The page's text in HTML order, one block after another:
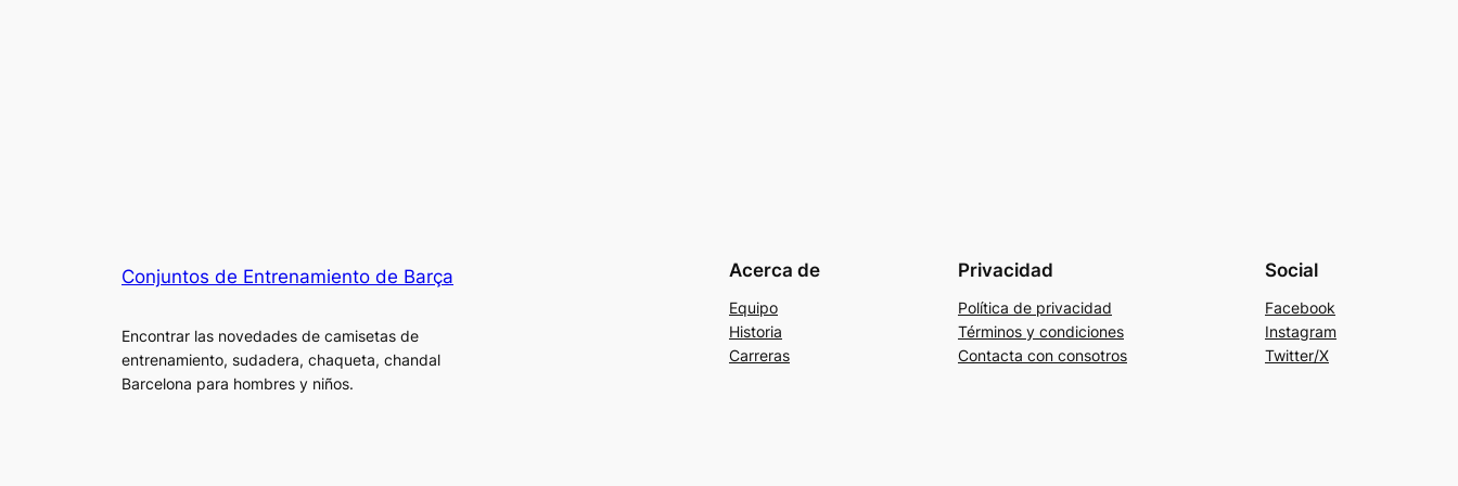
Conjuntos de Entrenamiento de Barça
Encontrar las novedades de camisetas de
entrenamiento, sudadera, chaqueta, chandal
Barcelona para hombres y niños.
Acerca de
Equipo
Historia
Carreras
Privacidad
Política de privacidad
Términos y condiciones
Contacta con consotros
Social
Facebook
Instagram
Twitter/X